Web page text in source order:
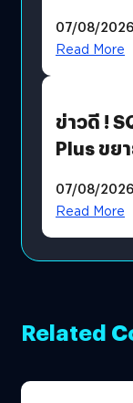
07/08/2026
Read More
ข่าวดี !
Plus ขย
โดยตรง
07/08/2026
Read More
Related